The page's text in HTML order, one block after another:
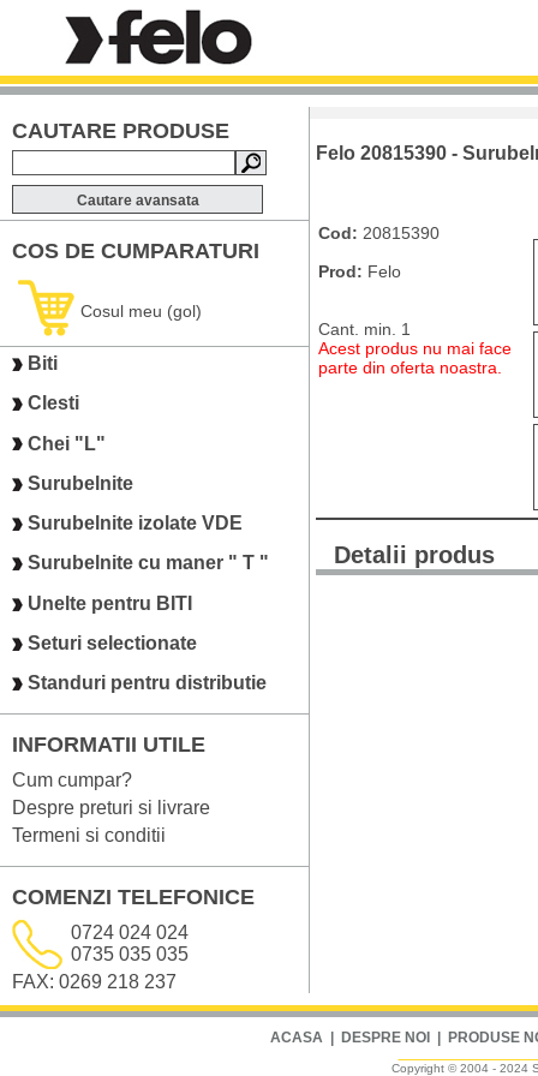
CAUTARE PRODUSE
Cautare avansata
COS DE CUMPARATURI
Cosul meu (gol)
Biti
Clesti
Chei "L"
Surubelnite
Surubelnite izolate VDE
Surubelnite cu maner " T "
Unelte pentru BITI
Seturi selectionate
Standuri pentru distributie
INFORMATII UTILE
Cum cumpar?
Despre preturi si livrare
Termeni si conditii
COMENZI TELEFONICE
0724 024 024
0735 035 035
FAX: 0269 218 237
Felo 20815390 -
Cod: 20815390
Prod: Felo
Cant. min. 1
Acest produs nu mai face
parte din oferta noastra.
Detalii produs
ACASA | DESPRE NOI| PRODUSE
Copyright © 2004 - 2024